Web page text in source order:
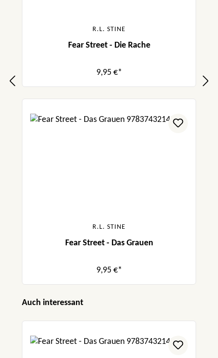
R.L. STINE
Fear Street - Die Rache
9,95 €*
R.L. STINE
Fear Street - Das Grauen
9,95 €*
Produktgalerie überspringen
Auch interessant